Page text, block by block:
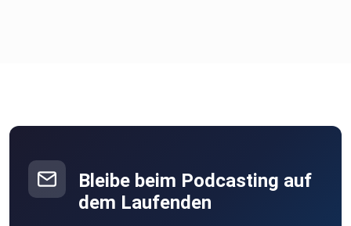
Bleibe beim Podcasting auf
dem Laufenden